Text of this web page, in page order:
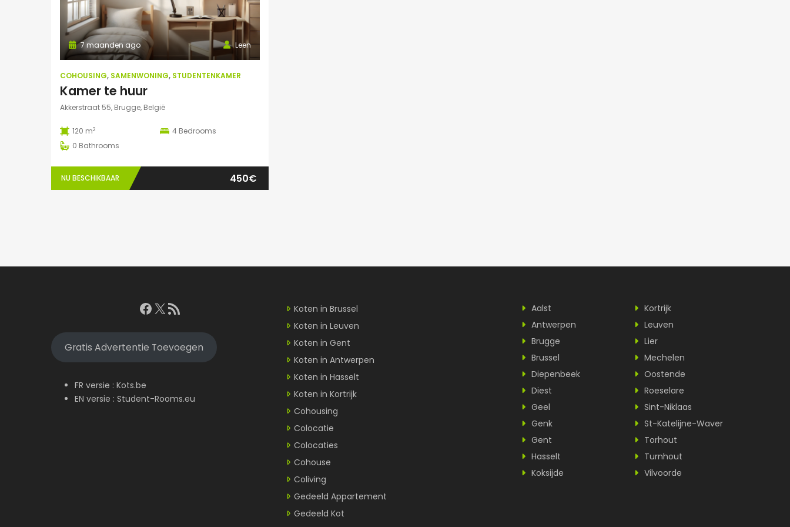
Leen
7 maanden ago
COHOUSING, SAMENWONING, STUDENTENKAMER
Kamer te huur
Akkerstraat 55, Brugge, België
120 m2 4 Bedrooms
0 Bathrooms
NU BESCHIKBAAR 450€
Facebook
X RSS feed
Gratis Advertentie Toevoegen
FR versie : Kots.be
EN versie : Student-Rooms.eu
Koten in Brussel
Koten in Leuven
Koten in Gent
Koten in Antwerpen
Koten in Hasselt
Koten in Kortrijk
Cohousing
Colocatie
Colocaties
Cohouse
Coliving
Gedeeld Appartement
Gedeeld Kot
Aalst
Antwerpen
Brugge
Brussel
Diepenbeek
Diest
Geel
Genk
Gent
Hasselt
Koksijde
Kortrijk
Leuven
Lier
Mechelen
Oostende
Roeselare
Sint-Niklaas
St-Katelijne-Waver
Torhout
Turnhout
Vilvoorde